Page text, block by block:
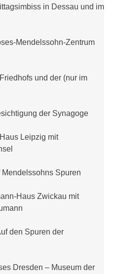
in Dessau und im
Mendelssohn-Zentrum
und der (nur im
der Synagoge
Leipzig mit
Spuren
Haus Zwickau mit
den Spuren der
Dresden – Museum der